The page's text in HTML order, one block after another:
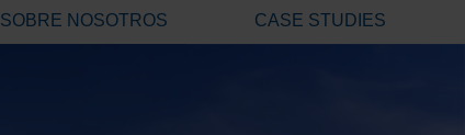
SOBRE NOSOTROS CASE STUDIES